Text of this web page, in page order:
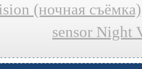
(ночная съёмка)
sensor Night